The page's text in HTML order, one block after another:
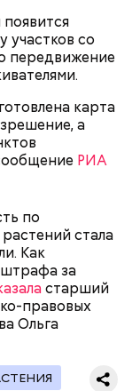
участков со
передвижение
карта
а
РИА
по
стала
Как
за
старший
правовых
Ольга
— выразить
В этот
какой-
с ней,
или